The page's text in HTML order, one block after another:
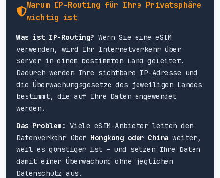
Warum IP-Routing für Ihre Privatsphäre
wichtig ist
Was ist IP-Routing? Wenn Sie eine eSIM
verwenden, wird Ihr Internetverkehr über
Server in einem bestimmten Land geleitet.
Dadurch werden Ihre sichtbare IP-Adresse und
die Überwachungsgesetze des jeweiligen Landes
bestimmt, die auf Ihre Daten angewendet
werden.
Das Problem: Viele eSIM-Anbieter leiten den
Datenverkehr über Hongkong oder China weiter,
weil es günstiger ist – und setzen Ihre Daten
damit einer Überwachung ohne jeglichen
Datenschutz aus.